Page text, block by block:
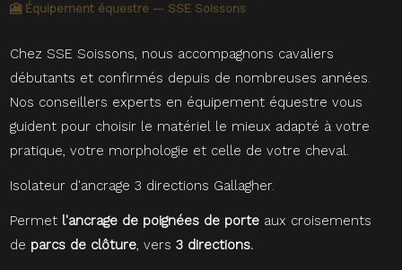
🎦 Équipement équestre — SSE Soissons
Chez SSE Soissons, nous accompagnons cavaliers
débutants et confirmés depuis de nombreuses années.
Nos conseillers experts en équipement équestre vous
guident pour choisir le matériel le mieux adapté à votre
pratique, votre morphologie et celle de votre cheval.
Isolateur d'ancrage 3 directions Gallagher.
Permet l'ancrage de poignées de porte aux croisements
de parcs de clôture, vers 3 directions.